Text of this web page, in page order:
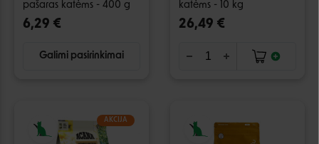
pašaras katėms - 400 g
6,29 €
Galimi pasirinkimai
katėms - 10 kg
26,49 €
AKCIJA